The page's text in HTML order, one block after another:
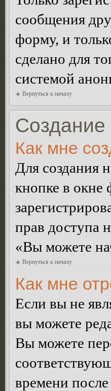
сообщения
форму, и
сделано для
системой
Вернуться к началу
Как мне
Для создания
кнопке в
прав доступа
«Вы можете
Вернуться к началу
Как мне
Если вы не
вы можете
Вы можете
времени